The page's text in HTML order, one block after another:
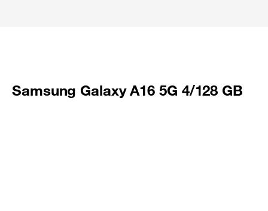
Samsung Galaxy A16 5G 4/128 GB